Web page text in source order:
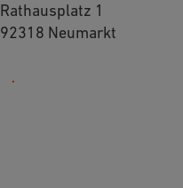
Rathausplatz 1
92318 Neumarkt